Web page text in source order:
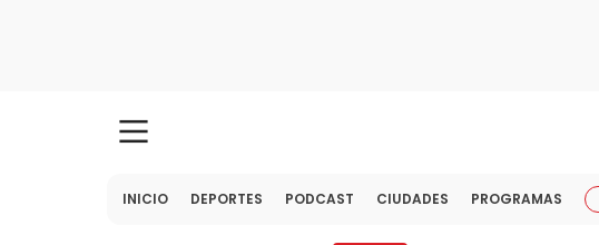
INICIO DEPORTES PODCAST CIUDADES PROGRAMAS